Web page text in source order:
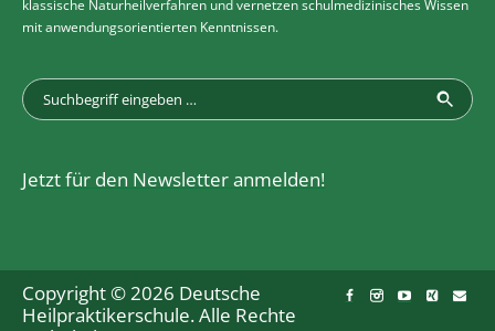
klassische Naturheilverfahren und vernetzen schulmedizinisches Wissen
mit anwendungsorientierten Kenntnissen.
Jetzt für den Newsletter anmelden!
Copyright © 2026 Deutsche
Heilpraktikerschule. Alle Rechte